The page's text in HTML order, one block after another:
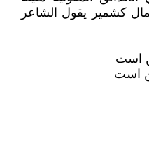
كشمير يقول الشاعر
است
است